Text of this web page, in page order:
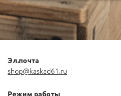
Эл.почта
shop@kaskad61.ru
Режим работы